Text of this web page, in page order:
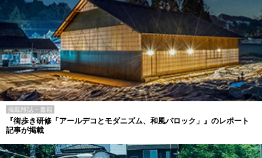
掲載雑誌・書籍
『街歩き研修「アールデコとモダニズム、和風バロック」』のレポート
記事が掲載